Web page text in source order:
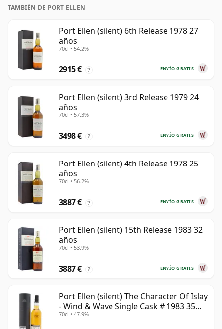
TAMBIÉN DE PORT ELLEN
Port Ellen (silent) 6th Release 1978 27
años
70cl • 54.2%
ENVÍO GRATIS
2915 € ?
Port Ellen (silent) 3rd Release 1979 24
años
70cl • 57.3%
ENVÍO GRATIS
3498 € ?
Port Ellen (silent) 4th Release 1978 25
años
70cl • 56.2%
ENVÍO GRATIS
3887 € ?
Port Ellen (silent) 15th Release 1983 32
años
70cl • 53.9%
ENVÍO GRATIS
3887 € ?
Port Ellen (silent) The Character Of Islay
- Wind & Wave Single Cask # 1983 35
años
70cl • 47.9%